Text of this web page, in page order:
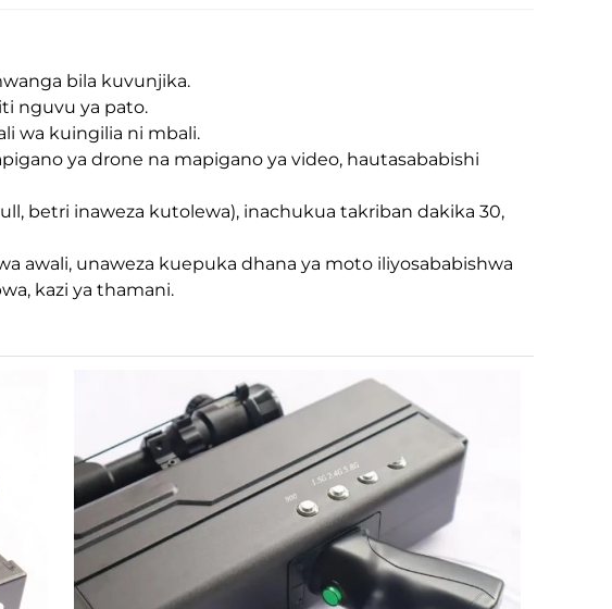
bila kuvunjika.
nguvu ya pato.
wa kuingilia ni mbali.
ya drone na mapigano ya video, hautasababishi
betri inaweza kutolewa), inachukua takriban dakika 30,
awali, unaweza kuepuka dhana ya moto iliyosababishwa
kazi ya thamani.